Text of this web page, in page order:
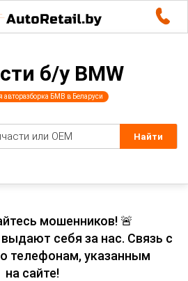
б/у BMW
авторазборка БМВ в Беларуси
мошенников! 🚨
себя за нас. Связь с
телефонам, указанным
на сайте!